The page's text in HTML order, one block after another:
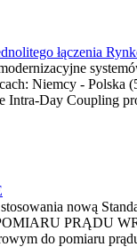
łączenia
Niemcy -
Intra-Day Coupling
nową
PRĄDU
do pomiaru